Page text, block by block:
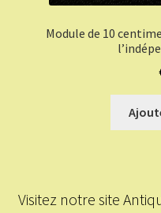
Module de 10
Visitez notre site